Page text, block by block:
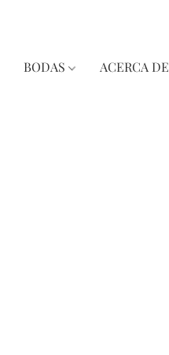
BODAS ACERCA DE